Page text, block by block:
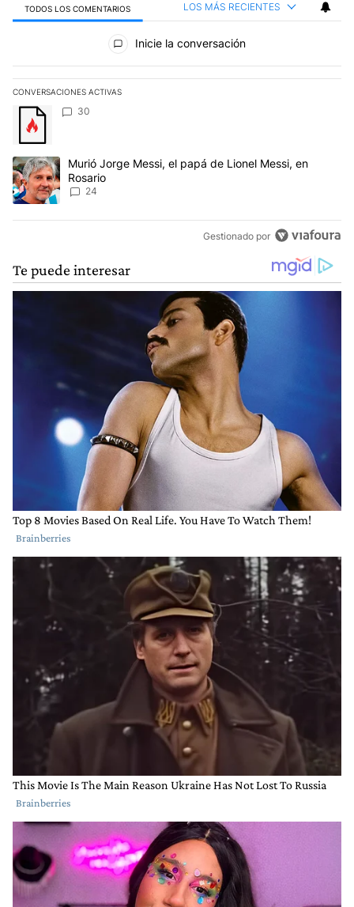
TODOS LOS COMENTARIOS LOS MÁS RECIENTES
Todos los comentarios
Inicie la conversación
CONVERSACIONES ACTIVAS
Este listado muestra los artículos con más comentarios en los
Un artículo de tendencia con el título "" con 30 comentarios.
30
Un artículo de tendencia con el título "Murió Jorge Messi, el
Murió Jorge Messi, el papá de Lionel Messi, en
Rosario
24
Gestionado por